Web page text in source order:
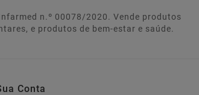
n.º 00078/2020. Vende produtos
e produtos de bem-estar e saúde.
Conta